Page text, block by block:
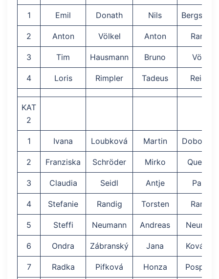
1 Emil Donath Nils
2 Anton Völkel Anton Randig
3 Tim Hausmann Bruno Völkel
4 Loris Rimpler Tadeus Reichel
KAT
2
1 Ivana Loubková Martin
2 Franziska Schröder Mirko Querfeld
3 Claudia Seidl Antje Palme
4 Stefanie Randig Torsten Randig
5 Steffi Neumann Andreas
6 Ondra Zábranský Jana
7 Radka Pifková Honza